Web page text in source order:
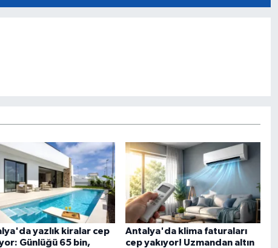
yazlık kiralar cep
Günlüğü 65 bin,
Antalya'da klima faturaları
cep yakıyor! Uzmandan altın